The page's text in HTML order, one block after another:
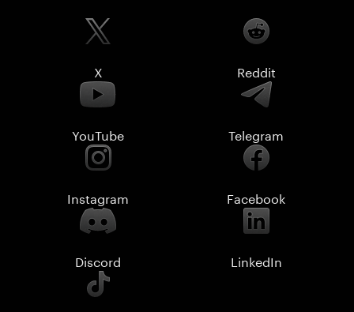
X Reddit
YouTube Telegram
Instagram Facebook
Discord LinkedIn